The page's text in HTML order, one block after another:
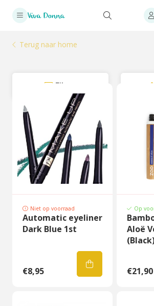
Terug naar home
Filter
Niet op voorraad
Automatic eyeliner
Dark Blue 1st
€8,95
Op
Aloë
€21,90